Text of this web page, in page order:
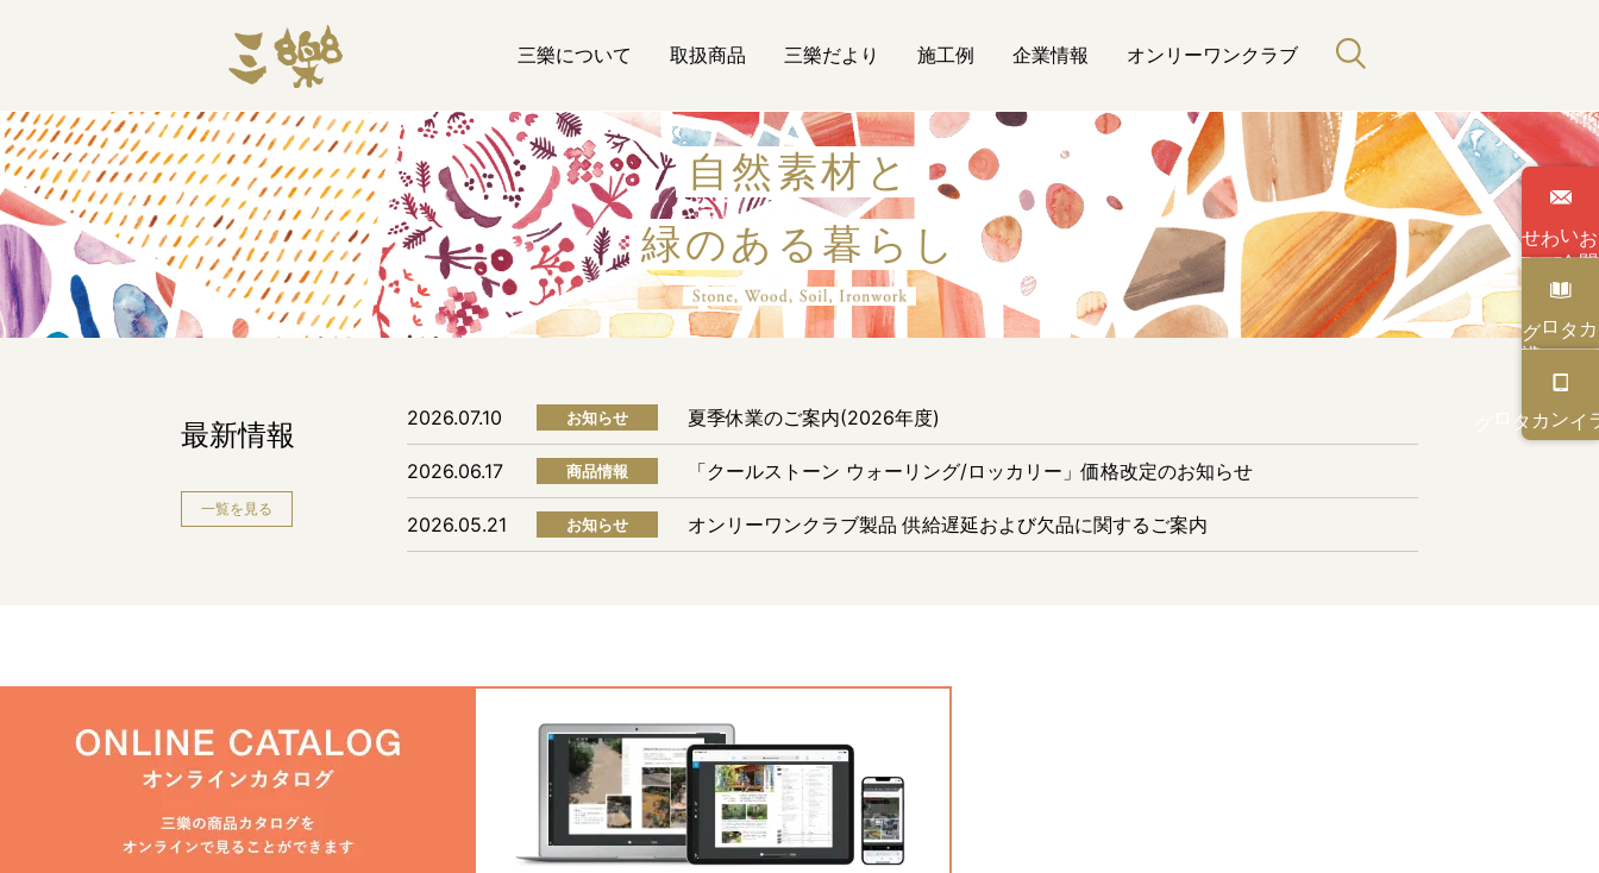
い
わせ
カタログ
オンライン
三樂について 取扱商品 三樂だより 施工例 企業情報 オンリーワンクラブ
自然素材と
緑のある暮らし
最新情報
一覧を見る
2026.07.10 お知らせ 夏季休業のご案内(2026年度)
2026.06.17 商品情報 「クールストーン ウォーリング/ロッカリー」価格改定のお知らせ
2026.05.21 お知らせ オンリーワンクラブ製品 供給遅延および欠品に関するご案内